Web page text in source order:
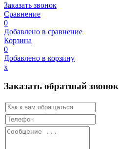
Заказать звонок
Сравнение
0
Добавлено в сравнение
Корзина
0
Добавлено в корзину
х
Заказать обратный звонок